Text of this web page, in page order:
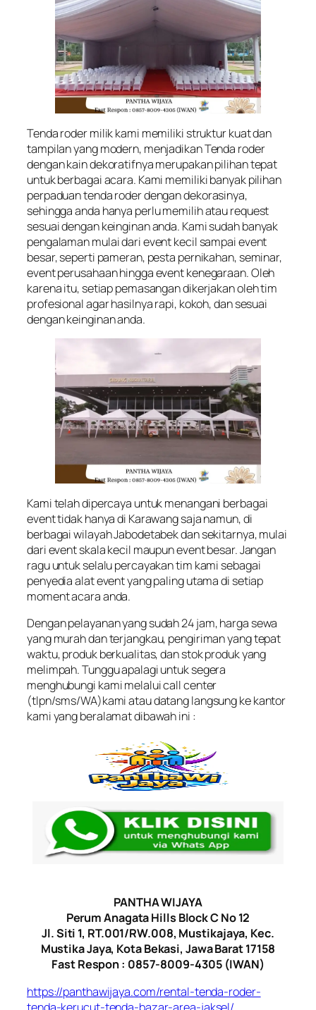
Tenda roder milik kami memiliki struktur kuat dan
tampilan yang modern, menjadikan Tenda roder
dengan kain dekoratifnya merupakan pilihan tepat
untuk berbagai acara. Kami memiliki banyak pilihan
perpaduan tenda roder dengan dekorasinya,
sehingga anda hanya perlu memilih atau request
sesuai dengan keinginan anda. Kami sudah banyak
pengalaman mulai dari event kecil sampai event
besar, seperti pameran, pesta pernikahan, seminar,
event perusahaan hingga event kenegaraan. Oleh
karena itu, setiap pemasangan dikerjakan oleh tim
profesional agar hasilnya rapi, kokoh, dan sesuai
dengan keinginan anda.
Kami telah dipercaya untuk menangani berbagai
event tidak hanya di Karawang saja namun, di
berbagai wilayah Jabodetabek dan sekitarnya, mulai
dari event skala kecil maupun event besar. Jangan
ragu untuk selalu percayakan tim kami sebagai
penyedia alat event yang paling utama di setiap
moment acara anda.
Dengan pelayanan yang sudah 24 jam, harga sewa
yang murah dan terjangkau, pengiriman yang tepat
waktu, produk berkualitas, dan stok produk yang
melimpah. Tunggu apalagi untuk segera
menghubungi kami melalui call center
(tlpn/sms/WA)kami atau datang langsung ke kantor
kami yang beralamat dibawah ini :
PANTHA WIJAYA
Perum Anagata Hills Block C No 12
Jl. Siti 1, RT.001/RW.008, Mustikajaya, Kec.
Mustika Jaya, Kota Bekasi, Jawa Barat 17158
Fast Respon : 0857-8009-4305 (IWAN)
https://panthawijaya.com/rental-tenda-roder-